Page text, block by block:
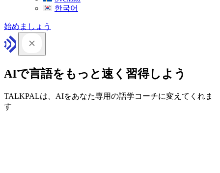
한국어
始めましょう
AIで言語をもっと速く習得しよう
TALKPALは、AIをあなた専用の語学コーチに変えてくれま
す